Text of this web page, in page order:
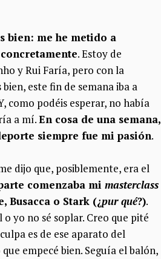
bien: me he metido a
. Estoy de
y Rui Faría, pero con la
este fin de semana iba a
como podéis esperar, no había
a mí.En cosa de una semana,
siempre fue mi pasión.
dijo que, posiblemente, era el
comenzaba mi masterclass
Busacca o Stark (¿pur qué?).
yo no sé soplar. Creo que pité
es de ese aparato del
empecé bien. Seguía el balón,